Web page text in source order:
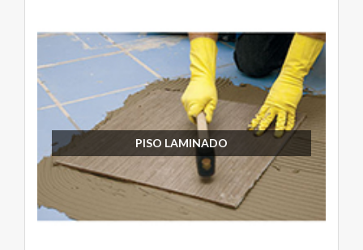
PISO LAMINADO